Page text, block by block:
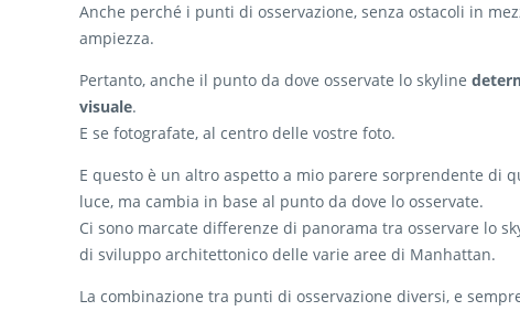
Anche perché i punti di osservazione, senza ostacoli in
ampiezza.
Pertanto, anche il punto da dove osservate lo skyline
visuale.
E se fotografate, al centro delle vostre foto.
E questo è un altro aspetto a mio parere sorprendente di
luce, ma cambia in base al punto da dove lo osservate.
Ci sono marcate differenze di panorama tra osservare lo
di sviluppo architettonico delle varie aree di Manhattan.
La combinazione tra punti di osservazione diversi, e